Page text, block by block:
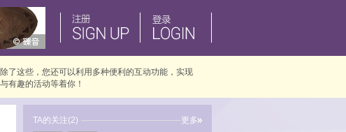
了这些，您还可以利用多种便利的互动功能，实现
有趣的活动等着你！
TA的关注(2) 更多